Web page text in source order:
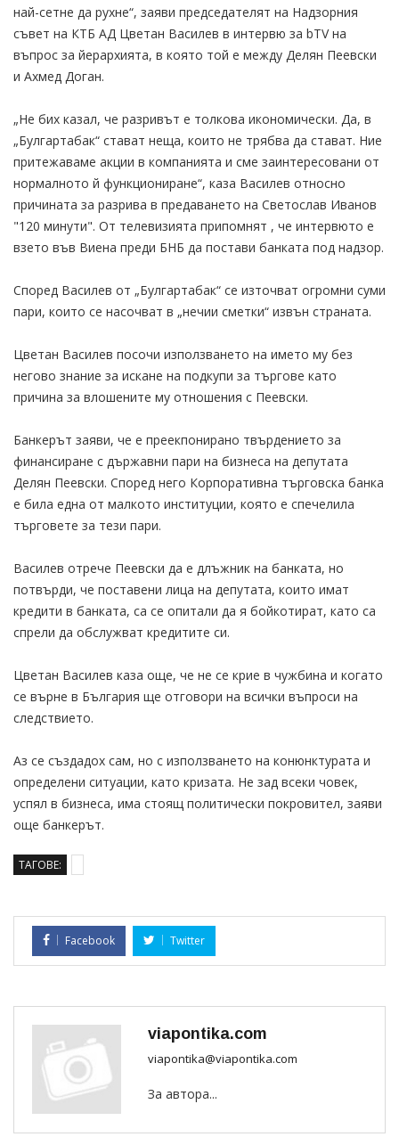
най-сетне да рухне“, заяви председателят на Надзорния
съвет на КТБ АД Цветан Василев в интервю за bTV на
въпрос за йерархията, в която той е между Делян Пеевски
и Ахмед Доган.
„Не бих казал, че разривът е толкова икономически. Да, в
„Булгартабак“ стават неща, които не трябва да стават. Ние
притежаваме акции в компанията и сме заинтересовани от
нормалното й функциониране“, каза Василев относно
причината за разрива в предаването на Светослав Иванов
"120 минути". От телевизията припомнят , че интервюто е
взето във Виена преди БНБ да постави банката под надзор.
Според Василев от „Булгартабак“ се източват огромни суми
пари, които се насочват в „нечии сметки“ извън страната.
Цветан Василев посочи използването на името му без
негово знание за искане на подкупи за търгове като
причина за влошените му отношения с Пеевски.
Банкерът заяви, че е преекпонирано твърдението за
финансиране с държавни пари на бизнеса на депутата
Делян Пеевски. Според него Корпоративна търговска банка
е била една от малкото институции, която е спечелила
търговете за тези пари.
Василев отрече Пеевски да е длъжник на банката, но
потвърди, че поставени лица на депутата, които имат
кредити в банката, са се опитали да я бойкотират, като са
спрели да обслужват кредитите си.
Цветан Василев каза още, че не се крие в чужбина и когато
се върне в България ще отговори на всички въпроси на
следствието.
Аз се създадох сам, но с използването на конюнктурата и
определени ситуации, като кризата. Не зад всеки човек,
успял в бизнеса, има стоящ политически покровител, заяви
още банкерът.
ТАГОВЕ:
Facebook Twitter
viapontika.com
viapontika@viapontika.com
За автора...